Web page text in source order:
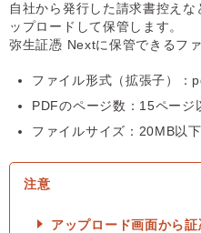
自社から発行した請求書控え
ップロードして保管します。
弥生証憑 Nextに保管できるフ
ファイル形式（拡張子）：
PDFのページ数：15ページ
ファイルサイズ：20MB以下
アップロード画面から